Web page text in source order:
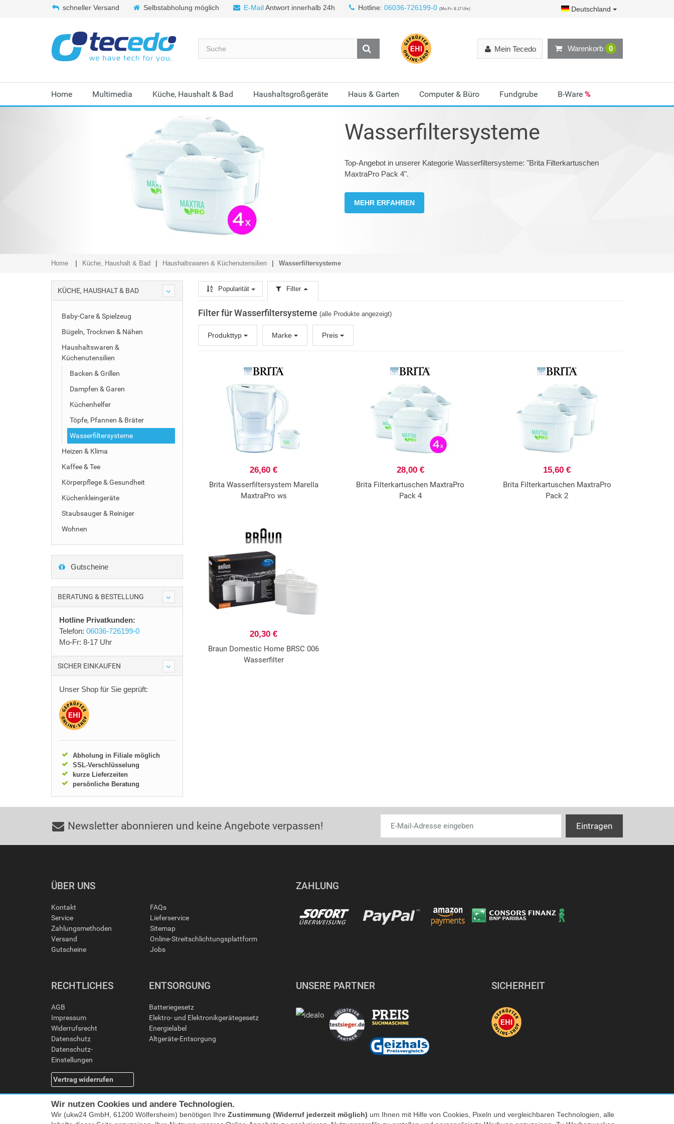
schneller Versand Selbstabholung möglich E-MailAntwort innerhalb 24h Hotline: 06036-726199-0 (Mo-Fr: 8-17 Uhr) Deutschland
Warenkorb 0
Mein Tecedo
Home Multimedia Küche, Haushalt & Bad Haushaltsgroßgeräte Haus & Garten Computer & Büro Fundgrube B-Ware %
Wasserfiltersysteme
Top-Angebot in unserer Kategorie Wasserfiltersysteme: "Brita Filterkartuschen
MaxtraPro Pack 4".
MEHR ERFAHREN
Home Küche, Haushalt & Bad Haushaltswaren & Küchenutensilien Wasserfiltersysteme
KÜCHE, HAUSHALT & BAD
Baby-Care & Spielzeug
Bügeln, Trocknen & Nähen
Haushaltswaren &
Küchenutensilien
Backen & Grillen
Dampfen & Garen
Küchenhelfer
Töpfe, Pfannen & Bräter
Wasserfiltersysteme
Heizen & Klima
Kaffee & Tee
Körperpflege & Gesundheit
Küchenkleingeräte
Staubsauger & Reiniger
Wohnen
Gutscheine
BERATUNG & BESTELLUNG
Hotline Privatkunden:
Telefon: 06036-726199-0
Mo-Fr: 8-17 Uhr
SICHER EINKAUFEN
Unser Shop für Sie geprüft:
Abholung in Filiale möglich
SSL-Verschlüsselung
kurze Lieferzeiten
persönliche Beratung
Popularität Filter
Filter für Wasserfiltersysteme (alle Produkte angezeigt)
Produkttyp Marke Preis
26,60 €
Brita Wasserfiltersystem Marella
MaxtraPro ws
28,00 €
Brita Filterkartuschen MaxtraPro
Pack 4
15,60 €
Brita Filterkartuschen MaxtraPro
Pack 2
20,30 €
Braun Domestic Home BRSC 006
Wasserfilter
Newsletter abonnieren und keine Angebote verpassen!
ÜBER UNS
Kontakt
Service
Zahlungsmethoden
Versand
Gutscheine
FAQs
Lieferservice
Sitemap
Online-Streitschlichtungsplattform
Jobs
ZAHLUNG
RECHTLICHES
AGB
Impressum
Widerrufsrecht
Datenschutz
Datenschutz-
Einstellungen
Vertrag widerrufen
ENTSORGUNG
Batteriegesetz
Elektro- und Elektronikgerätegesetz
Energielabel
Altgeräte-Entsorgung
UNSERE PARTNER SICHERHEIT
Wir nutzen Cookies und andere Technologien.
Wir (ukw24 GmbH, 61200 Wölfersheim) benötigen Ihre Zustimmung (Widerruf jederzeit möglich) um Ihnen mit Hilfe von Cookies, Pixeln und vergleichbaren Technologien, alle